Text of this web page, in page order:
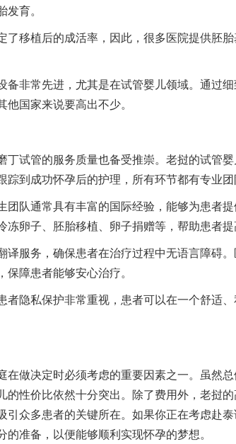
育。
了移植后的成活率，因此，很多医院提供胚
备非常先进，尤其是在试管婴儿领域。通过
国家来说要高出不少。
丁试管的服务质量也备受推崇。老挝的试管
到成功怀孕后的护理，所有环节都有专业团
团队通常具有丰富的国际经验，能够为患者
卵子、胚胎移植、卵子捐赠等，帮助患者提
译服务，确保患者在治疗过程中无语言障碍
障患者能够安心治疗。
者隐私保护非常重视，患者可以在一个舒适
在做决定时必须考虑的重要因素之一。虽然
的性价比依然十分突出。除了费用外，老挝
引众多患者的关键所在。如果你正在考虑赴
准备，以便能够顺利实现怀孕的梦想。